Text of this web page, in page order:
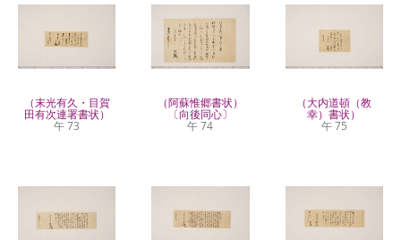
（末光有久・目賀
田有次連署書状）
午 73
（阿蘇惟郷書状）
〔向後同心〕
午 74
（大内道頓（教
幸）書状）
午 75